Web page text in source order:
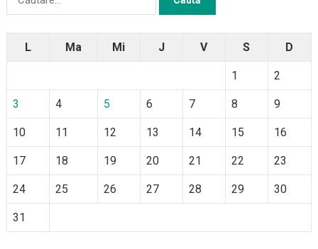
L Ma Mi J V S D
1 2
3 4 5 6 7 8 9
10 11 12 13 14 15 16
17 18 19 20 21 22 23
24 25 26 27 28 29 30
31